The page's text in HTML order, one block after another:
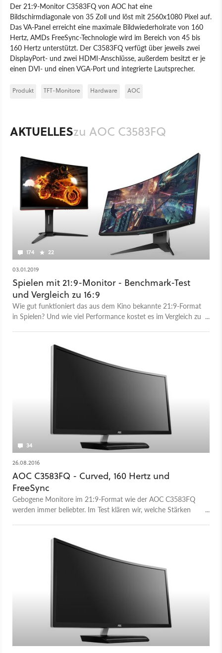
Der 21:9-Monitor C3583FQ von AOC hat eine
Bildschirmdiagonale von 35 Zoll und löst mit 2560x1080 Pixel auf.
Das VA-Panel erreicht eine maximale Bildwiederholrate von 160
Hertz, AMDs FreeSync-Technologie wird im Bereich von 45 bis
160 Hertz unterstützt. Der C3583FQ verfügt über jeweils zwei
DisplayPort- und zwei HDMI-Anschlüsse, außerdem besitzt er je
einen DVI- und einen VGA-Port und integrierte Lautsprecher.
Produkt TFT-Monitore Hardware AOC
AKTUELLESzu AOC C3583FQ
174 22
03.01.2019
Spielen mit 21:9-Monitor - Benchmark-Test
und Vergleich zu 16:9
Wie gut funktioniert das aus dem Kino bekannte 21:9-Format
in Spielen? Und wie viel Performance kostet es im Vergleich zu
34
26.08.2016
AOC C3583FQ - Curved, 160 Hertz und
FreeSync
Gebogene Monitore im 21:9-Format wie der AOC C3583FQ
werden immer beliebter. Im Test klären wir, welche Stärken